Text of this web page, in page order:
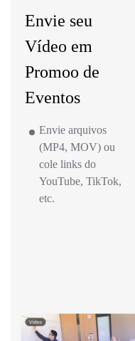
Envie seu
Vídeo em
Promoo de
Eventos
Envie arquivos
(MP4, MOV) ou
cole links do
YouTube, TikTok,
etc.